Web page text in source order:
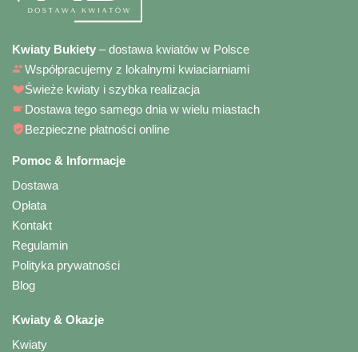
Kwiaty Bukiety – dostawa kwiatów w Polsce
Współpracujemy z lokalnymi kwiaciarniami
Świeże kwiaty i szybka realizacja
Dostawa tego samego dnia w wielu miastach
Bezpieczne płatności online
Pomoc & Informacje
Dostawa
Opłata
Kontakt
Regulamin
Polityka prywatności
Blog
Kwiaty & Okazje
Kwiaty